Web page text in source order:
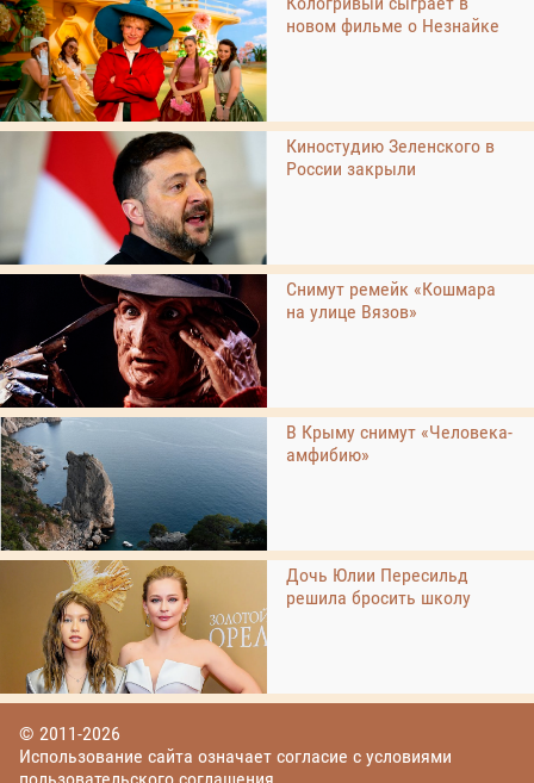
новом фильме о Незнайке
Киностудию Зеленского в
России закрыли
Снимут ремейк «Кошмара
на улице Вязов»
В Крыму снимут «Человека-
амфибию»
Дочь Юлии Пересильд
решила бросить школу
© 2011-2026
Использование сайта означает согласие с условиями